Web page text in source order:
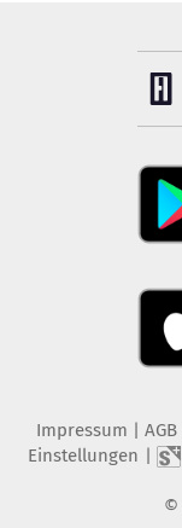
Impressum | AGB
Einstellungen |
©